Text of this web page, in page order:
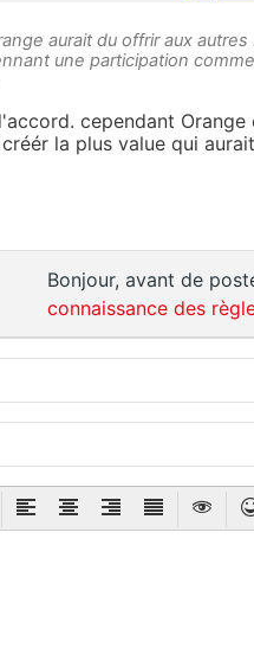
aurait du offrir aux
une participation
cependant
la plus value qui
Bonjour, avant de
connaissance des